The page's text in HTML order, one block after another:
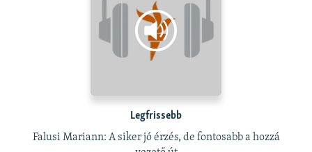
Legfrissebb
Falusi Mariann: A siker jó érzés, de fontosabb a hozzá